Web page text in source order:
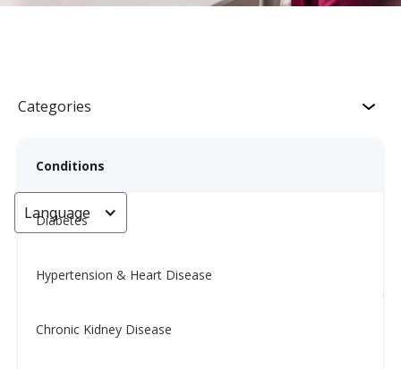
Categories
Conditions
Diabetes
Hypertension & Heart Disease
Chronic Kidney Disease
Language
心率变异性 (HRV) 能揭示你的心理